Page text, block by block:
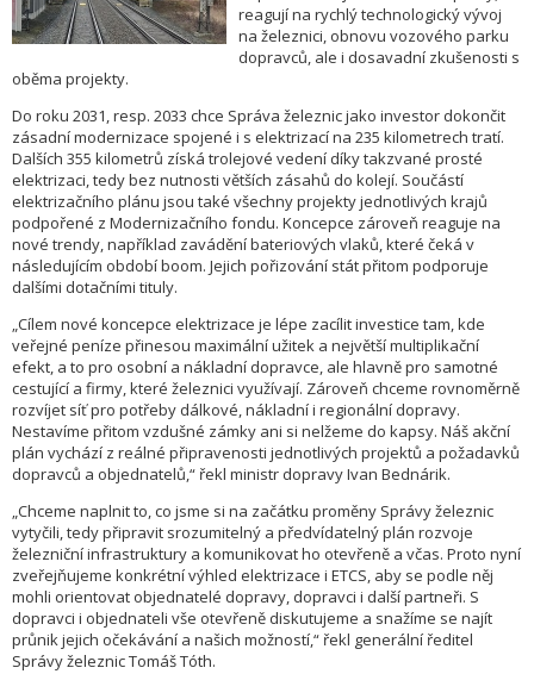
reagují na rychlý technologický vývoj
na železnici, obnovu vozového parku
dopravců, ale i dosavadní zkušenosti s
oběma projekty.
Do roku 2031, resp. 2033 chce Správa železnic jako investor dokončit
zásadní modernizace spojené i s elektrizací na 235 kilometrech tratí.
Dalších 355 kilometrů získá trolejové vedení díky takzvané prosté
elektrizaci, tedy bez nutnosti větších zásahů do kolejí. Součástí
elektrizačního plánu jsou také všechny projekty jednotlivých krajů
podpořené z Modernizačního fondu. Koncepce zároveň reaguje na
nové trendy, například zavádění bateriových vlaků, které čeká v
následujícím období boom. Jejich pořizování stát přitom podporuje
dalšími dotačními tituly.
„Cílem nové koncepce elektrizace je lépe zacílit investice tam, kde
veřejné peníze přinesou maximální užitek a největší multiplikační
efekt, a to pro osobní a nákladní dopravce, ale hlavně pro samotné
cestující a firmy, které železnici využívají. Zároveň chceme rovnoměrně
rozvíjet síť pro potřeby dálkové, nákladní i regionální dopravy.
Nestavíme přitom vzdušné zámky ani si nelžeme do kapsy. Náš akční
plán vychází z reálné připravenosti jednotlivých projektů a požadavků
dopravců a objednatelů,“ řekl ministr dopravy Ivan Bednárik.
„Chceme naplnit to, co jsme si na začátku proměny Správy železnic
vytyčili, tedy připravit srozumitelný a předvídatelný plán rozvoje
železniční infrastruktury a komunikovat ho otevřeně a včas. Proto nyní
zveřejňujeme konkrétní výhled elektrizace i ETCS, aby se podle něj
mohli orientovat objednatelé dopravy, dopravci i další partneři. S
dopravci i objednateli vše otevřeně diskutujeme a snažíme se najít
průnik jejich očekávání a našich možností,“ řekl generální ředitel
Správy železnic Tomáš Tóth.